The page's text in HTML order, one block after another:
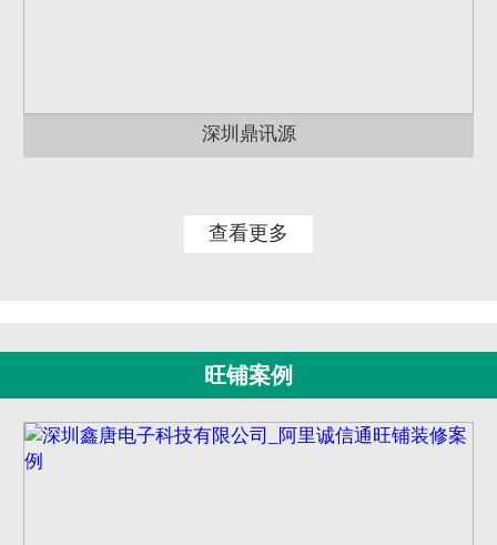
深圳鼎讯源
查看更多
旺铺案例